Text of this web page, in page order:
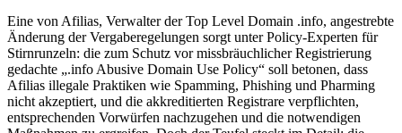
Eine von Afilias, Verwalter der Top Level Domain .info, angestrebte
Änderung der Vergaberegelungen sorgt unter Policy-Experten für
Stirnrunzeln: die zum Schutz vor missbräuchlicher Registrierung
gedachte „.info Abusive Domain Use Policy“ soll betonen, dass
Afilias illegale Praktiken wie Spamming, Phishing und Pharming
nicht akzeptiert, und die akkreditierten Registrare verpflichten,
entsprechenden Vorwürfen nachzugehen und die notwendigen